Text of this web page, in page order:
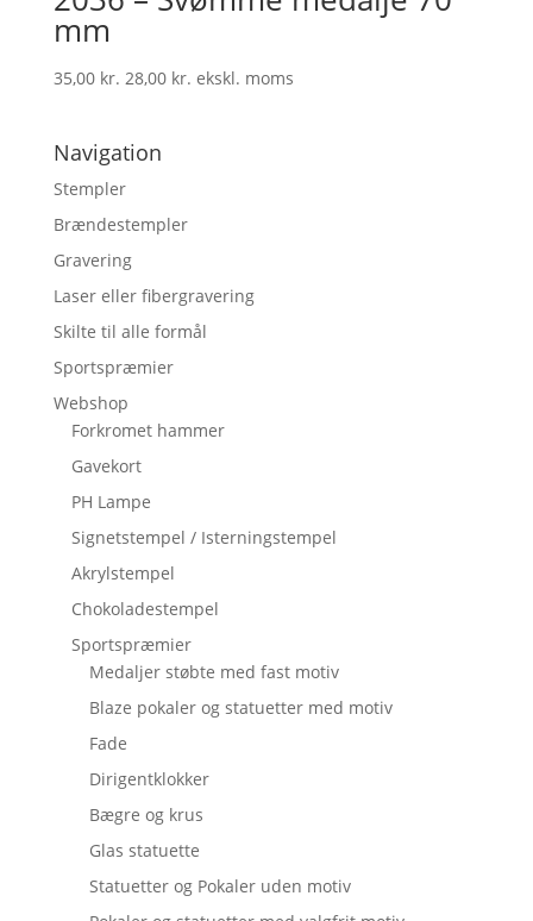
mm
35,00 kr. 28,00 kr. ekskl. moms
Navigation
Stempler
Brændestempler
Gravering
Laser eller fibergravering
Skilte til alle formål
Sportspræmier
Webshop
Forkromet hammer
Gavekort
PH Lampe
Signetstempel / Isterningstempel
Akrylstempel
Chokoladestempel
Sportspræmier
Medaljer støbte med fast motiv
Blaze pokaler og statuetter med motiv
Fade
Dirigentklokker
Bægre og krus
Glas statuette
Statuetter og Pokaler uden motiv